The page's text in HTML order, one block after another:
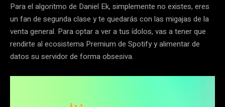
Para el algoritmo de Daniel Ek, simplemente no existes, eres
un fan de segunda clase y te quedarás con las migajas de la
venta general. Para optar a ver a tus ídolos, vas a tener que
rendirte al ecosistema Premium de Spotify y alimentar de
datos su servidor de forma obsesiva.